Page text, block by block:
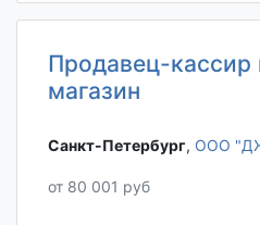
Продавец-кассир
магазин
Санкт-Петербург‎, ООО
от 80 001 руб